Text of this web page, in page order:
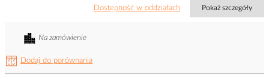
Dostępność w oddziałach Pokaż szczegóły
Dodaj do porównania
Na zamówienie